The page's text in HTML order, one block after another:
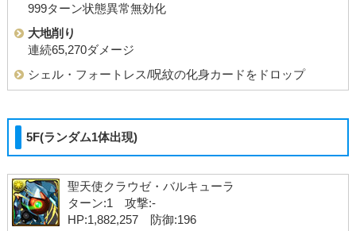
999ターン状態異常無効化
大地削り
連続65,270ダメージ
シェル・フォートレス/呪紋の化身カードをドロップ
5F(ランダム1体出現)
聖天使クラウゼ・バルキューラ
ターン:1 攻撃:-
HP:1,882,257 防御:196